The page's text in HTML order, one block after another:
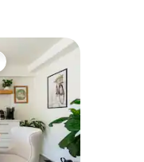
dos hóspedes